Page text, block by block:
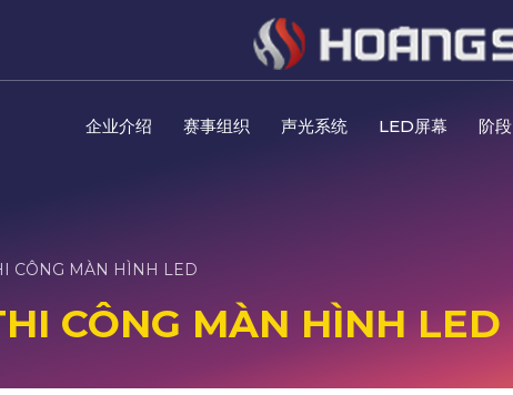
企业介绍 赛事组织 声光系统 LED屏幕 阶段
CÔNG MÀN HÌNH LED
CÔNG MÀN HÌNH LED